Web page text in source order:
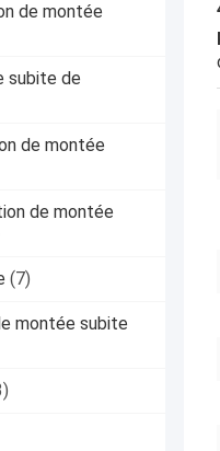
de montée
subite de
de montée
de montée
(7)
montée subite